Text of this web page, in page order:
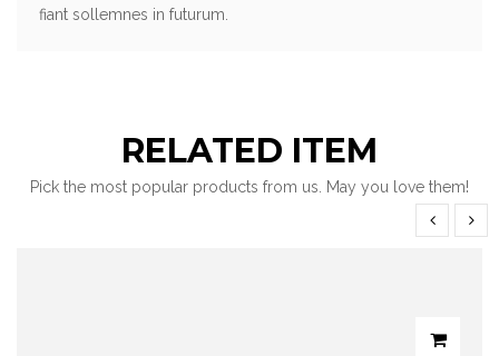
fiant sollemnes in futurum.
RELATED ITEM
Pick the most popular products from us. May you love them!